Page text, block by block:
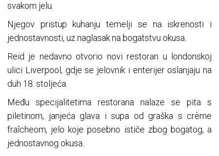
svakom jelu.
Njegov pristup kuhanju temelji se na iskrenosti i
jednostavnosti, uz naglasak na bogatstvu okusa.
Reid je nedavno otvorio novi restoran u londonskoj
ulici Liverpool, gdje se jelovnik i enterijer oslanjaju na
duh 18. stoljeća.
Među specijalitetima restorana nalaze se pita s
piletinom, janjeća glava i supa od graška s crème
fraîcheom, jelo koje posebno ističe zbog bogatog, a
jednostavnog okusa.